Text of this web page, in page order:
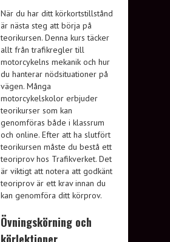
När du har ditt körkortstillstånd
är nästa steg att börja på
teorikursen. Denna kurs täcker
allt från trafikregler till
motorcykelns mekanik och hur
du hanterar nödsituationer på
vägen. Många
motorcykelskolor erbjuder
teorikurser som kan
genomföras både i klassrum
och online. Efter att ha slutfört
teorikursen måste du bestå ett
teoriprov hos Trafikverket. Det
är viktigt att notera att godkänt
teoriprov är ett krav innan du
kan genomföra ditt körprov.
Övningskörning och
körlektioner